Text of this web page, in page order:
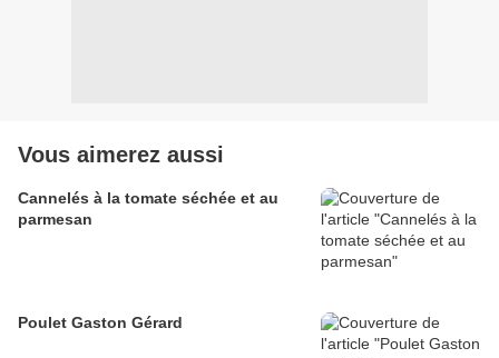
Vous aimerez aussi
Cannelés à la tomate séchée et au
parmesan
Poulet Gaston Gérard